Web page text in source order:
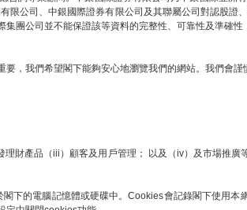
限公司、中銀國際證券有限公司及其聯屬公司對認股
團公司並不能保證該等資料的完整性、可靠性及準確
，我們希望閣下能夠安心地瀏覽我們的網站。我們會
財產品（iii）顧客及用戶管理； 以及（iv）及市場推
下的電腦記憶體或硬碟中。Cookies會記錄閣下使用